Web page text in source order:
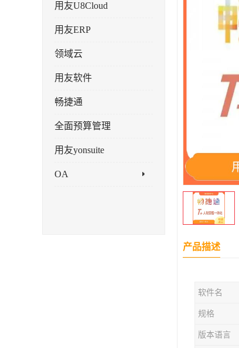
用友U8Cloud
用友ERP
领域云
用友软件
畅捷通
全面预算管理
用友yonsuite
OA
产品描述
软件名
规格
版本语言